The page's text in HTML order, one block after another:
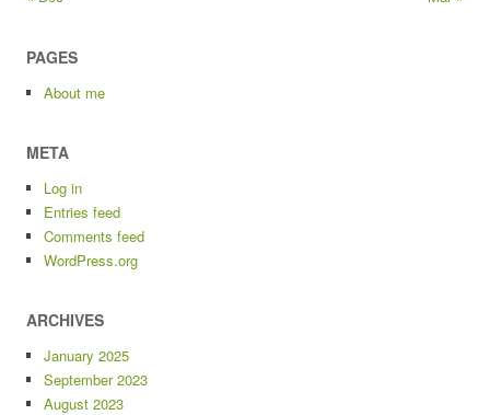
PAGES
About me
META
Log in
Entries feed
Comments feed
WordPress.org
ARCHIVES
January 2025
September 2023
August 2023